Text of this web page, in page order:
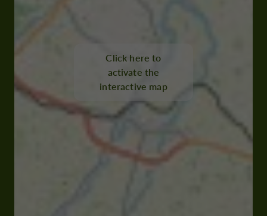
Click here to
activate the
interactive map